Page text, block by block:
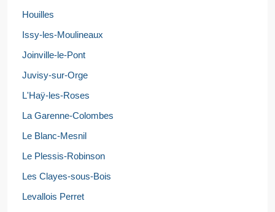
Houilles
Issy-les-Moulineaux
Joinville-le-Pont
Juvisy-sur-Orge
L'Haÿ-les-Roses
La Garenne-Colombes
Le Blanc-Mesnil
Le Plessis-Robinson
Les Clayes-sous-Bois
Levallois Perret